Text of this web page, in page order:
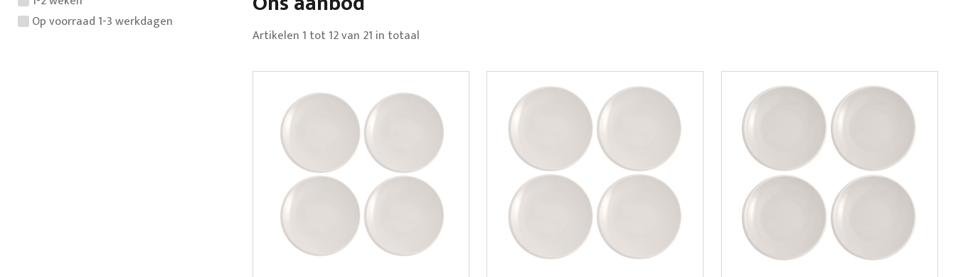
Artikelen 1 tot12van 21 in totaal
Op voorraad 1-3 werkdagen